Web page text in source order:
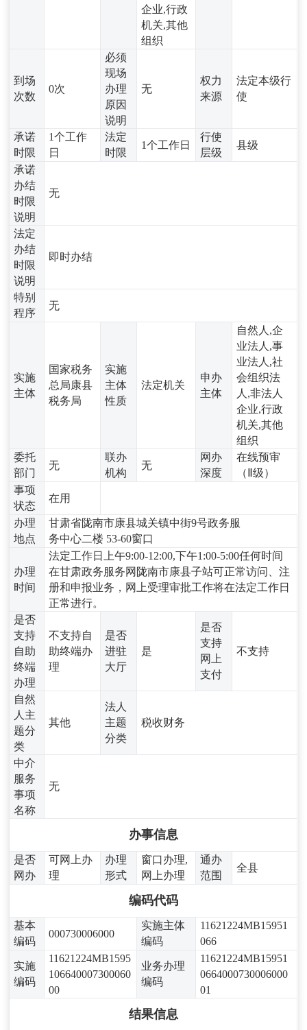
企业,行政
机关,其他
组织
到场
次数
0次
必须
现场
办理
原因
说明
无
权力
来源
法定本级行
使
承诺
时限
1个工作
日
法定
时限
1个工作日
行使
层级
县级
承诺
办结
时限
说明
无
法定
办结
时限
说明
即时办结
特别
程序
无
实施
主体
国家税务
总局康县
税务局
实施
主体
性质
法定机关
申办
主体
自然人,企
业法人,事
业法人,社
会组织法
人,非法人
企业,行政
机关,其他
组织
委托
部门
无
联办
机构
无
网办
深度
在线预审
（Ⅱ级）
事项
状态
在用
办理
地点
甘肃省陇南市康县城关镇中街9号政务服
务中心二楼 53-60窗口
办理
时间
法定工作日上午9:00-12:00,下午1:00-5:00任何时间
在甘肃政务服务网陇南市康县子站可正常访问、注
册和申报业务，网上受理审批工作将在法定工作日
正常进行。
是否
支持
自助
终端
办理
不支持自
助终端办
理
是否
进驻
大厅
是
是否
支持
网上
支付
不支持
自然
人主
题分
类
其他
法人
主题
分类
税收财务
中介
服务
事项
名称
无
办事信息
是否
网办
可网上办
理
办理
形式
窗口办理,
网上办理
通办
范围
全县
编码代码
基本
编码
000730006000
实施主体
编码
11621224MB15951
066
实施
编码
11621224MB1595
106640007300060
00
业务办理
编码
11621224MB15951
0664000730006000
01
结果信息